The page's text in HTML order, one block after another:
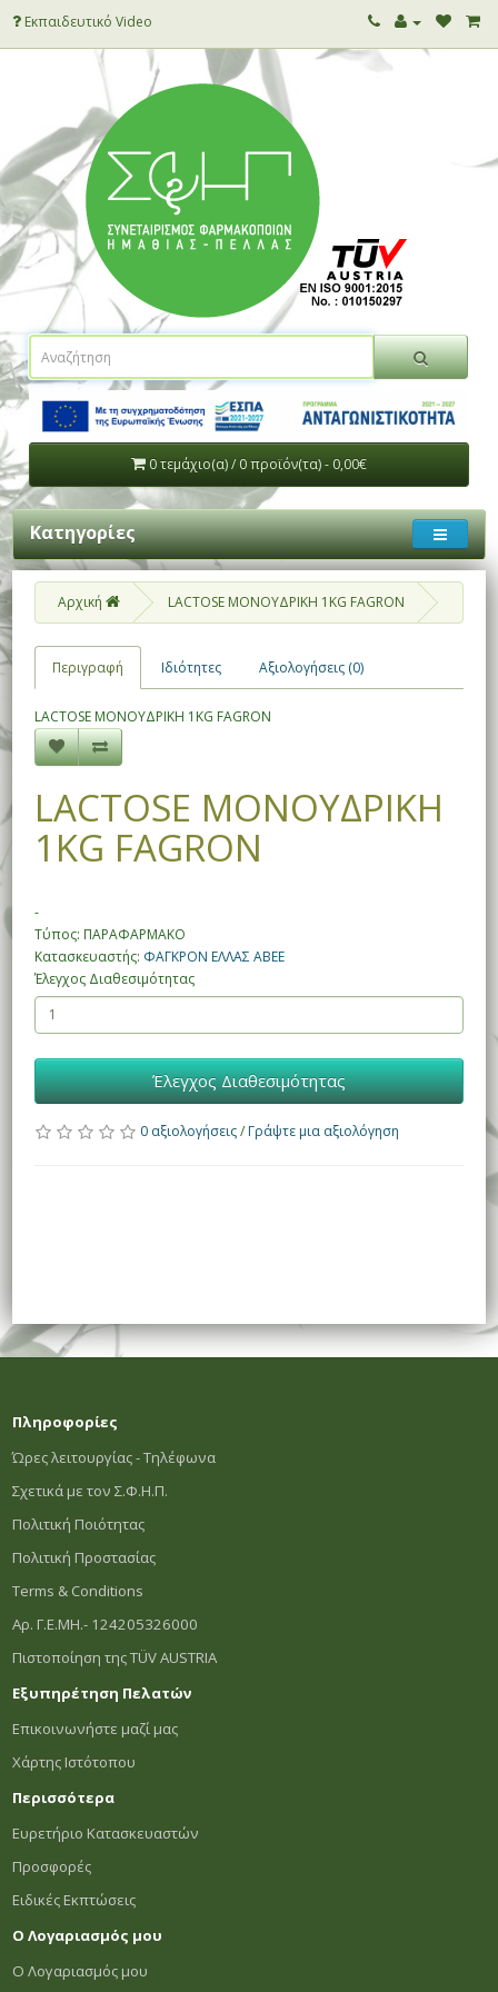
Εκπαιδευτικό Video
0 τεμάχιο(α) / 0 προϊόν(τα) - 0,00€
Κατηγορίες
Αρχική LACTOSE ΜΟΝΟΥΔΡΙΚΗ 1KG FAGRON
Περιγραφή Ιδιότητες Αξιολογήσεις (0)
LACTOSE ΜΟΝΟΥΔΡΙΚΗ 1KG FAGRON
LACTOSE ΜΟΝΟΥΔΡΙΚΗ
1KG FAGRON
-
Τύπος: ΠΑΡΑΦΑΡΜΑΚΟ
Κατασκευαστής: ΦΑΓΚΡΟΝ ΕΛΛΑΣ ΑΒΕΕ
Έλεγχος Διαθεσιμότητας
Έλεγχος Διαθεσιμότητας
0 αξιολογήσεις/ Γράψτε μια αξιολόγηση
Πληροφορίες
Ώρες λειτουργίας - Τηλέφωνα
Σχετικά με τον Σ.Φ.Η.Π.
Πολιτική Ποιότητας
Πολιτική Προστασίας
Terms & Conditions
Αρ. Γ.Ε.ΜΗ.- 124205326000
Πιστοποίηση της TÜV AUSTRIA
Εξυπηρέτηση Πελατών
Επικοινωνήστε μαζί μας
Χάρτης Ιστότοπου
Περισσότερα
Ευρετήριο Κατασκευαστών
Προσφορές
Ειδικές Εκπτώσεις
Ο Λογαριασμός μου
Ο Λογαριασμός μου